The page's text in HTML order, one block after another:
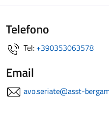
Telefono
Tel: +390353063578
Email
avo.seriate@asst-